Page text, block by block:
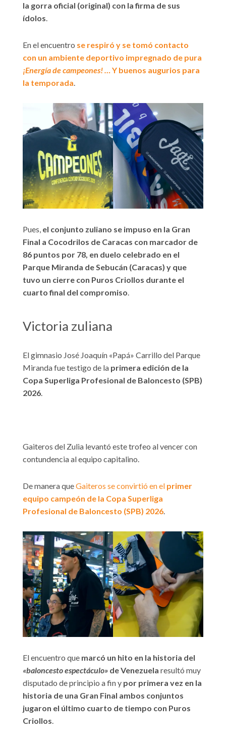
la gorra oficial (original) con la firma de sus
ídolos.
En el encuentro se respiró y se tomó contacto
con un ambiente deportivo impregnado de pura
¡Energía de campeones! …Y buenos augurios para
la temporada.
Pues, el conjunto zuliano se impuso en la Gran
Final a Cocodrilos de Caracas con marcador de
86 puntos por 78, en duelo celebrado en el
Parque Miranda de Sebucán (Caracas) y que
tuvo un cierre con Puros Criollos durante el
cuarto final del compromiso.
Victoria zuliana
El gimnasio José Joaquín «Papá» Carrillo del Parque
Miranda fue testigo de la primera edición de la
Copa Superliga Profesional de Baloncesto (SPB)
2026.
Gaiteros del Zulia levantó este trofeo al vencer con
contundencia al equipo capitalino.
De manera queGaiteros se convirtió en el primer
equipo campeón de la Copa Superliga
Profesional de Baloncesto (SPB) 2026.
El encuentro que marcó un hito en la historia del
«baloncesto espectáculo» de Venezuela resultó muy
disputado de principio a fin y por primera vez en la
historia de una Gran Final ambos conjuntos
jugaron el último cuarto de tiempo con Puros
Criollos.